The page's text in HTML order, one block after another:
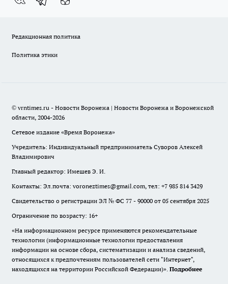
Редакционная политика
Политика этики
© vrntimes.ru - Новости Воронежа | Новости Воронежа и Воронежской
области, 2004-2026
Сетевое издание «Время Воронежа»
Учредитель: Индивидуальный предприниматель Суворов Алексей
Владимирович
Главный редактор: Имешев Э. И.
Контакты: Эл.почта: voroneztimes@gmail.com, тел: +7 985 814 3429
Свидетельство о регистрации ЭЛ № ФС 77 - 90000 от 05 сентября 2025
Ограничение по возрасту: 16+
«На информационном ресурсе применяются рекомендательные
технологии (информационные технологии предоставления
информации на основе сбора, систематизации и анализа сведений,
относящихся к предпочтениям пользователей сети "Интернет",
находящихся на территории Российской Федерации)». Подробнее